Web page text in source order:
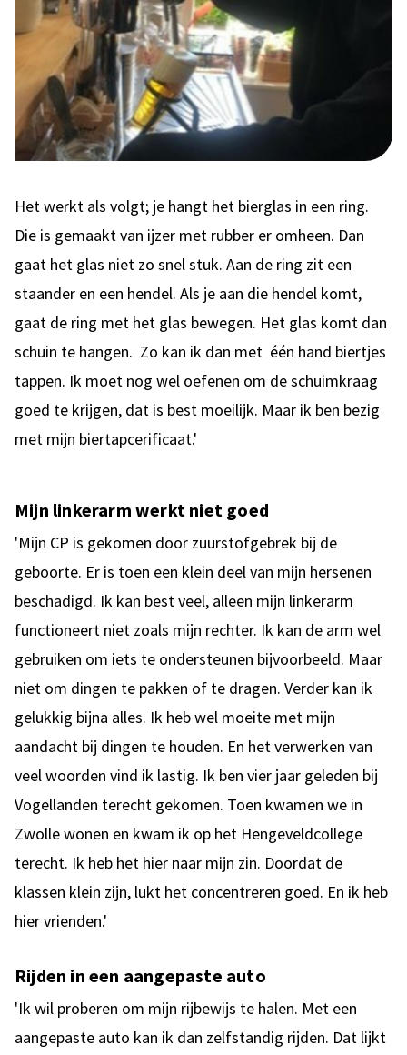
Het werkt als volgt; je hangt het bierglas in een ring.
Die is gemaakt van ijzer met rubber er omheen. Dan
gaat het glas niet zo snel stuk. Aan de ring zit een
staander en een hendel. Als je aan die hendel komt,
gaat de ring met het glas bewegen. Het glas komt dan
schuin te hangen. Zo kan ik dan met één hand biertjes
tappen. Ik moet nog wel oefenen om de schuimkraag
goed te krijgen, dat is best moeilijk. Maar ik ben bezig
met mijn biertapcerificaat.'
Mijn linkerarm werkt niet goed
'Mijn CP is gekomen door zuurstofgebrek bij de
geboorte. Er is toen een klein deel van mijn hersenen
beschadigd. Ik kan best veel, alleen mijn linkerarm
functioneert niet zoals mijn rechter. Ik kan de arm wel
gebruiken om iets te ondersteunen bijvoorbeeld. Maar
niet om dingen te pakken of te dragen. Verder kan ik
gelukkig bijna alles. Ik heb wel moeite met mijn
aandacht bij dingen te houden. En het verwerken van
veel woorden vind ik lastig. Ik ben vier jaar geleden bij
Vogellanden terecht gekomen. Toen kwamen we in
Zwolle wonen en kwam ik op het Hengeveldcollege
terecht. Ik heb het hier naar mijn zin. Doordat de
klassen klein zijn, lukt het concentreren goed. En ik heb
hier vrienden.'
Rijden in een aangepaste auto
'Ik wil proberen om mijn rijbewijs te halen. Met een
aangepaste auto kan ik dan zelfstandig rijden. Dat lijkt